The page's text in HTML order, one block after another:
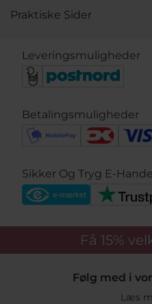
Praktiske Sider
Leveringsmuligheder
Betalingsmuligheder
Sikker Og Tryg E-
Få 15%
Følg med i
Læs